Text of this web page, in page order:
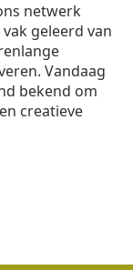
netwerk
geleerd van
Vandaag
bekend om
creatieve